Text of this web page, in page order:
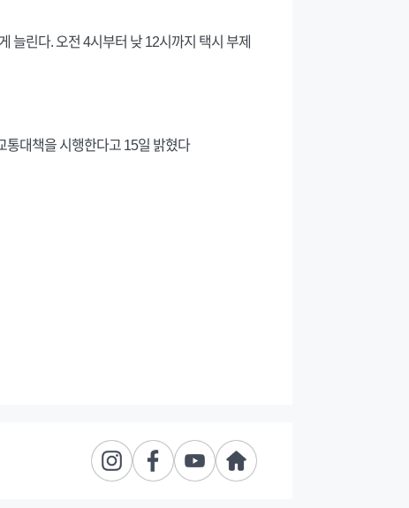
늘린다. 오전 4시부터 낮 12시까지 택시 부제
통대책을 시행한다고 15일 밝혔다